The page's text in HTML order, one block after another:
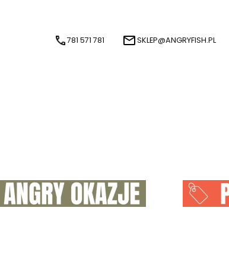
781 571 781 SKLEP@ANGRYFISH.PL